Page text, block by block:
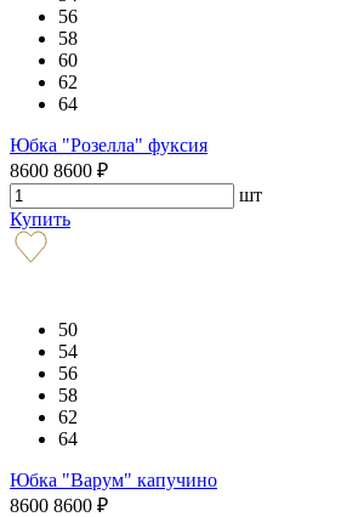
56
58
60
62
64
Юбка "Розелла" фуксия
8600 8600 ₽
шт
Купить
50
54
56
58
62
64
Юбка "Варум" капучино
8600 8600 ₽